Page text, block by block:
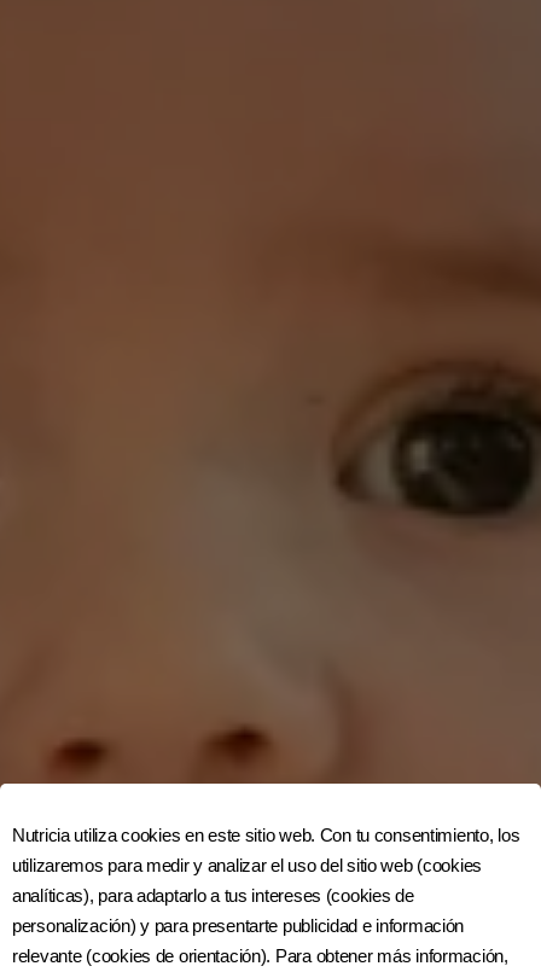
Nutricia utiliza cookies en este sitio web. Con tu consentimiento, los
utilizaremos para medir y analizar el uso del sitio web (cookies
analíticas), para adaptarlo a tus intereses (cookies de
personalización) y para presentarte publicidad e información
relevante (cookies de orientación). Para obtener más información,